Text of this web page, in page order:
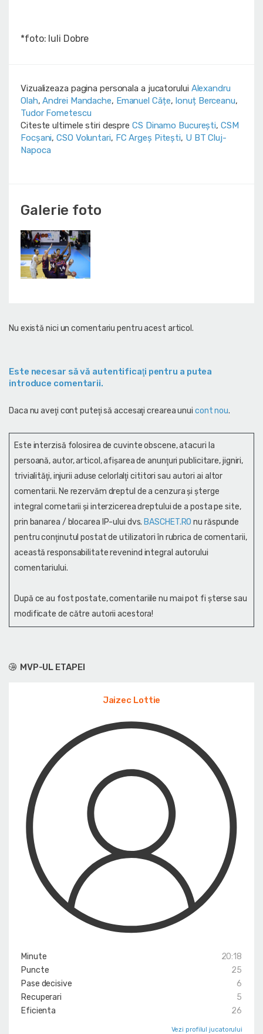
MVP-UL ETAPEI
Jaizec Lottie
Minute
20:18
Puncte
25
Pase decisive
6
Recuperari
5
Eficienta
26
Vezi profilul jucatorului
*foto: Iuli Dobre
Vizualizeaza pagina personala a jucatorului Alexandru
Olah,Andrei Mandache, Emanuel Cățe, Ionuț Berceanu,
Tudor Fometescu
Citeste ultimele stiri despre CS Dinamo Bucureşti, CSM
Focșani,CSO Voluntari, FC Argeș Pitești, U BT Cluj-
Napoca
Galerie foto
Nu există nici un comentariu pentru acest articol.
Este necesar să vă autentificaţi pentru a putea
introduce comentarii.
Daca nu aveţi cont puteţi să accesaţi crearea unui cont nou.
Este interzisă folosirea de cuvinte obscene, atacuri la
persoană, autor, articol, afişarea de anunţuri publicitare, jigniri,
trivialităţi, injurii aduse celorlalţi cititori sau autori ai altor
comentarii. Ne rezervăm dreptul de a cenzura și şterge
integral cometarii și interzicerea dreptului de a posta pe site,
prin banarea / blocarea IP-ului dvs. BASCHET.RO nu răspunde
pentru conţinutul postat de utilizatori în rubrica de comentarii,
această responsabilitate revenind integral autorului
comentariului.
După ce au fost postate, comentariile nu mai pot fi șterse sau
modificate de către autorii acestora!